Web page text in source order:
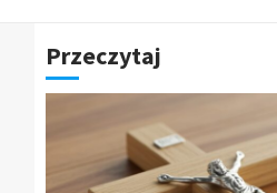
Przeczytaj